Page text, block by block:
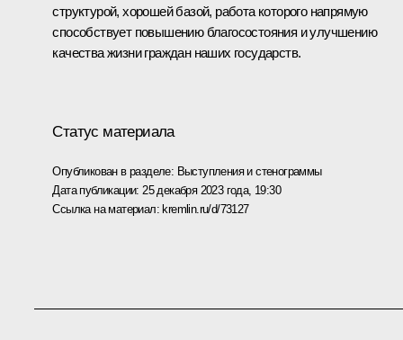
структурой, хорошей базой, работа которого напрямую
способствует повышению благосостояния и улучшению
качества жизни граждан наших государств.
Статус материала
Опубликован в разделе: Выступления и стенограммы
Дата публикации: 25 декабря 2023 года, 19:30
Ссылка на материал:kremlin.ru/d/73127